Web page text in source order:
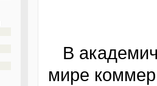
В академической науке, промышленности и в
мире